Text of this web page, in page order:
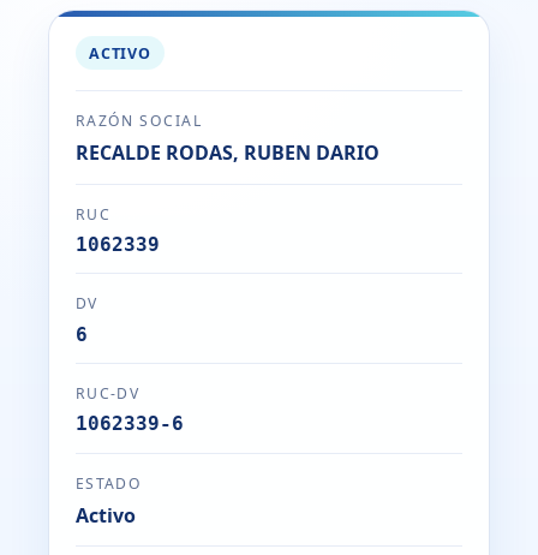
ACTIVO
RAZÓN SOCIAL
RECALDE RODAS, RUBEN DARIO
RUC
1062339
DV
6
RUC-DV
1062339-6
ESTADO
Activo